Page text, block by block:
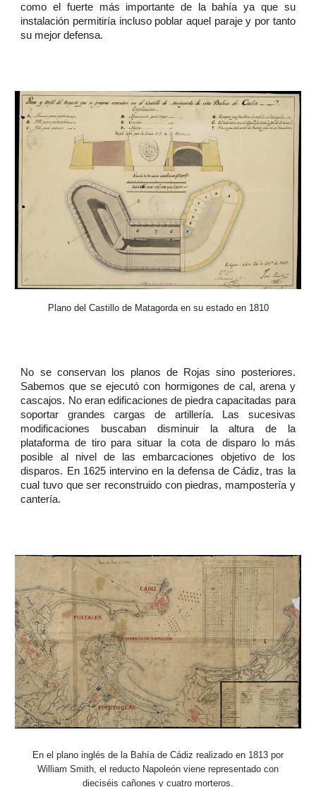
como el fuerte más importante de la bahía ya que su
instalación permitiría incluso poblar aquel paraje y por tanto
su mejor defensa.
Plano del Castillo de Matagorda en su estado en 1810
No se conservan los planos de Rojas sino posteriores.
Sabemos que se ejecutó con hormigones de cal, arena y
cascajos. No eran edificaciones de piedra capacitadas para
soportar grandes cargas de artillería. Las sucesivas
modificaciones buscaban disminuir la altura de la
plataforma de tiro para situar la cota de disparo lo más
posible al nivel de las embarcaciones objetivo de los
disparos. En 1625 intervino en la defensa de Cádiz, tras la
cual tuvo que ser reconstruido con piedras, mampostería y
cantería.
En el plano inglés de la Bahía de Cádiz realizado en 1813 por
William Smith, el reducto Napoleón viene representado con
dieciséis cañones y cuatro morteros.